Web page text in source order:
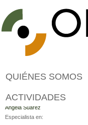
QUIÉNES SOMOS
ACTIVIDADES
Autor
Angela Suárez
Especialista en: